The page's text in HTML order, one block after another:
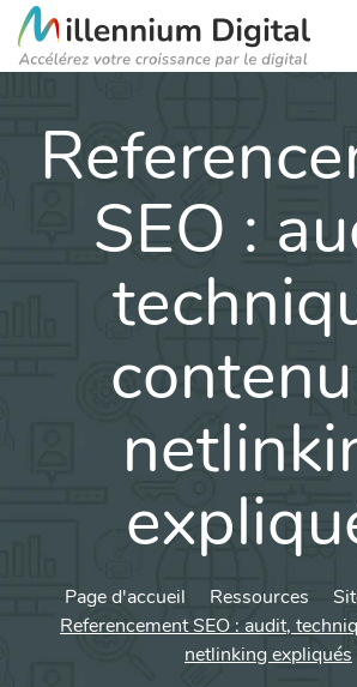
SEO :
Page d'accueil Ressources
Referencement SEO : audit,
netlinking expliqués